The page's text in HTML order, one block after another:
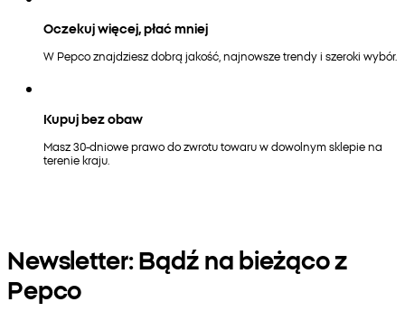
Oczekuj więcej, płać mniej
W Pepco znajdziesz dobrą jakość, najnowsze trendy i szeroki wybór.
Kupuj bez obaw
Masz 30-dniowe prawo do zwrotu towaru w dowolnym sklepie na
terenie kraju.
Newsletter: Bądź na bieżąco z
Pepco